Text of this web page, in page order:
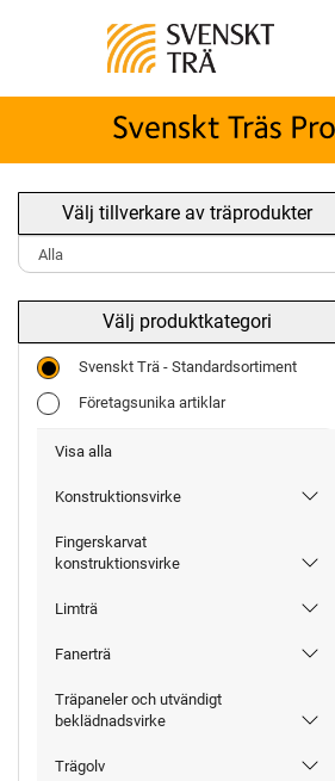
Välj tillverkare av träprodukter
Välj produktkategori
Svenskt Trä - Standardsortiment
Företagsunika artiklar
Visa alla
Konstruktionsvirke
Fingerskarvat
konstruktionsvirke
Limträ
Fanerträ
Träpaneler och utvändigt
beklädnadsvirke
Trägolv